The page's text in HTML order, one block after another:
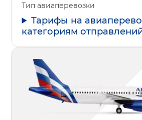
Тип авиаперевозки
Тарифы на
категориям